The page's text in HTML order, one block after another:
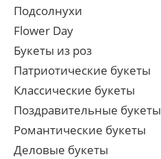
Подсолнухи
Flower Day
Букеты из роз
Патриотические букеты
Классические букеты
Поздравительные букеты
Романтические букеты
Деловые букеты